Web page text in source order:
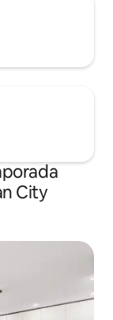
City